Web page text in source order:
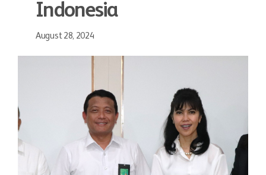
Indonesia
August 28, 2024